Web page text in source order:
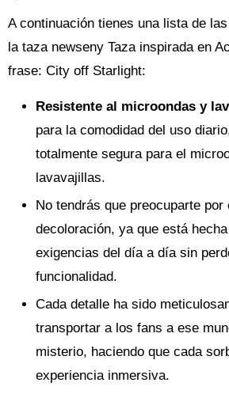
A continuación tienes una lista de
la taza newseny Taza inspirada en
frase: City off Starlight:
Resistente al microondas y
para la comodidad del uso
totalmente segura para el
lavavajillas.
No tendrás que preocuparte
decoloración, ya que está
exigencias del día a día sin
funcionalidad.
Cada detalle ha sido
transportar a los fans a ese
misterio, haciendo que cada
experiencia inmersiva.